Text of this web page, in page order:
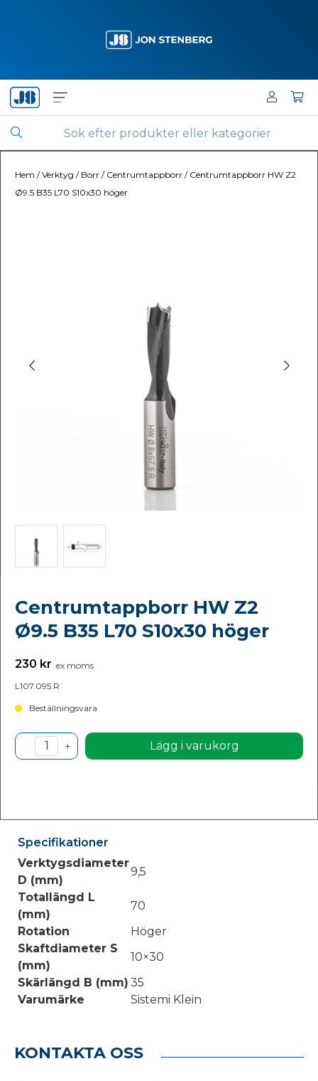
Hem /Verktyg / Borr / Centrumtappborr / Centrumtappborr HW Z2
Ø9.5 B35 L70 S10x30 höger
Centrumtappborr HW Z2
Ø9.5 B35 L70 S10x30 höger
230 kr ex moms
L107.095.R
Beställningsvara
Lägg i varukorg
Specifikationer
Verktygsdiameter
D (mm)
9,5
Totallängd L
(mm)
70
Rotation
Höger
Skaftdiameter S
(mm)
10×30
Skärlängd B (mm) 35
Varumärke
Sistemi Klein
KONTAKTA OSS